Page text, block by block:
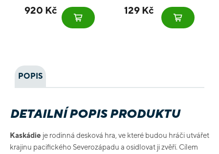
920 Kč 129 Kč
POPIS
DETAILNÍ POPIS PRODUKTU
Kaskádie je rodinná desková hra, ve které budou hráči utvářet
krajinu pacifického Severozápadu a osidlovat ji zvěří. Cílem